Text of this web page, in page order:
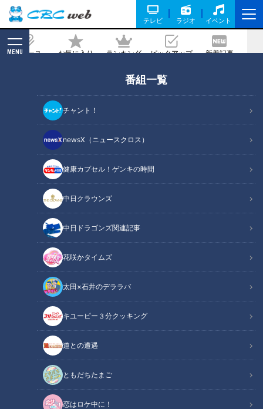
テレビ ラジオ イベント
ニュース お気に入り ランキング ピックアップ 新着記事
MENU
番組一覧
チャント！
newsX（ニュースクロス）
健康カプセル！ゲンキの時間
中日クラウンズ
中日ドラゴンズ関連記事
花咲かタイムズ
太田×石井のデララバ
キユーピー３分クッキング
道との遭遇
ともだちたまご
恋はロケ中に！
すべて自分で！～定期配信型ドキュメン
タリー「ピエロと呼ばれた息子」第79話
記事に戻る
日々剥がれ落ちる皮膚のケア、いつかはすべて自分で！～定期配信型ド
キュメンタリー「ピエロと呼ばれた息子」第79話
この記事の画像